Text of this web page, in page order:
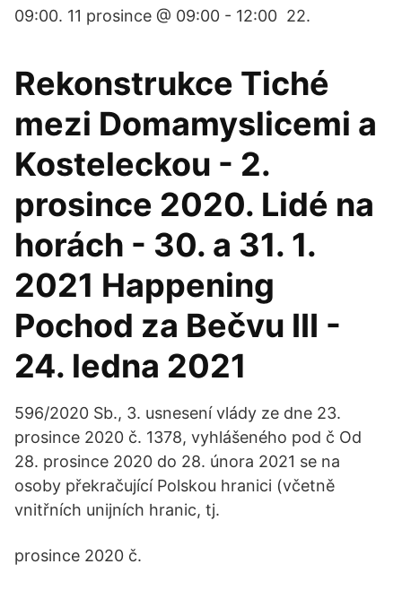
09:00. 11 prosince @ 09:00 - 12:00 22.
Rekonstrukce Tiché
mezi Domamyslicemi a
Kosteleckou - 2.
prosince 2020. Lidé na
horách - 30. a 31. 1.
2021 Happening
Pochod za Bečvu III -
24. ledna 2021
596/2020 Sb., 3. usnesení vlády ze dne 23.
prosince 2020 č. 1378, vyhlášeného pod č Od
28. prosince 2020 do 28. února 2021 se na
osoby překračující Polskou hranici (včetně
vnitřních unijních hranic, tj.
prosince 2020 č.